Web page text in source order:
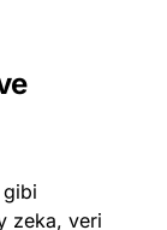
gibi
zeka, veri